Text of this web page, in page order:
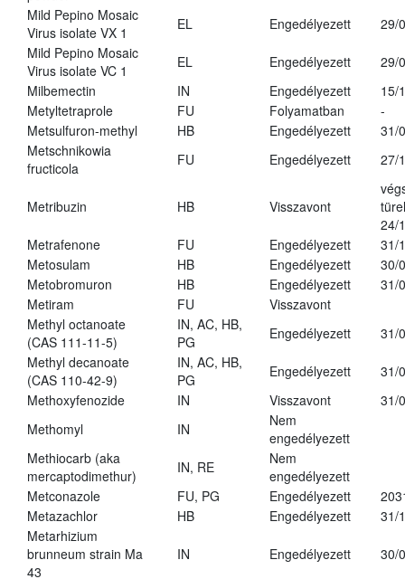
Mild Pepino Mosaic
Virus isolate VX 1
EL Engedélyezett
29/
Mild Pepino Mosaic
Virus isolate VC 1
EL Engedélyezett
29/
Milbemectin
IN Engedélyezett
15/
Metyltetraprole
FU Folyamatban
-
Metsulfuron-methyl
HB Engedélyezett
31/
Metschnikowia
fructicola
FU Engedélyezett 27/
Metribuzin HB Visszavont
24/
Metrafenone
FU Engedélyezett
31/
Metosulam
HB Engedélyezett
30/
Metobromuron
HB Engedélyezett
31/
Metiram
FU
Visszavont
Methyl octanoate
(CAS 111-11-5)
IN, AC, HB,
PG
Engedélyezett
31/
Methyl decanoate
(CAS 110-42-9)
IN, AC, HB,
PG
Engedélyezett
31/
Methoxyfenozide
IN Visszavont
31/
Methomyl
IN
Nem
engedélyezett
Methiocarb (aka
mercaptodimethur)
IN, RE
Nem
engedélyezett
Metconazole
FU, PG Engedélyezett
Metazachlor
HB Engedélyezett
31/
Metarhizium
brunneum strain Ma
43
IN Engedélyezett 30/